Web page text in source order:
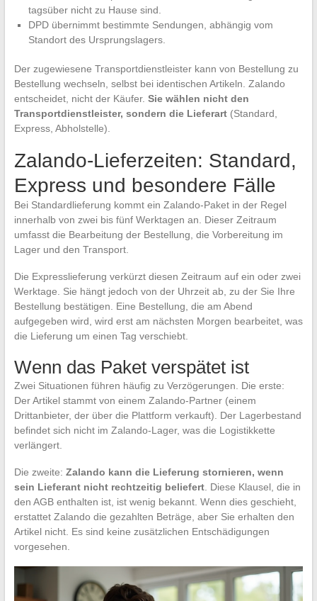
tagsüber nicht zu Hause sind.
DPD übernimmt bestimmte Sendungen, abhängig vom
Standort des Ursprungslagers.
Der zugewiesene Transportdienstleister kann von Bestellung zu
Bestellung wechseln, selbst bei identischen Artikeln. Zalando
entscheidet, nicht der Käufer. Sie wählen nicht den
Transportdienstleister, sondern die Lieferart(Standard,
Express, Abholstelle).
Zalando-Lieferzeiten: Standard,
Express und besondere Fälle
Bei Standardlieferung kommt ein Zalando-Paket in der Regel
innerhalb von zwei bis fünf Werktagen an. Dieser Zeitraum
umfasst die Bearbeitung der Bestellung, die Vorbereitung im
Lager und den Transport.
Die Expresslieferung verkürzt diesen Zeitraum auf ein oder zwei
Werktage. Sie hängt jedoch von der Uhrzeit ab, zu der Sie Ihre
Bestellung bestätigen. Eine Bestellung, die am Abend
aufgegeben wird, wird erst am nächsten Morgen bearbeitet, was
die Lieferung um einen Tag verschiebt.
Wenn das Paket verspätet ist
Zwei Situationen führen häufig zu Verzögerungen. Die erste:
Der Artikel stammt von einem Zalando-Partner (einem
Drittanbieter, der über die Plattform verkauft). Der Lagerbestand
befindet sich nicht im Zalando-Lager, was die Logistikkette
verlängert.
Die zweite: Zalando kann die Lieferung stornieren, wenn
sein Lieferant nicht rechtzeitig beliefert. Diese Klausel, die in
den AGB enthalten ist, ist wenig bekannt. Wenn dies geschieht,
erstattet Zalando die gezahlten Beträge, aber Sie erhalten den
Artikel nicht. Es sind keine zusätzlichen Entschädigungen
vorgesehen.